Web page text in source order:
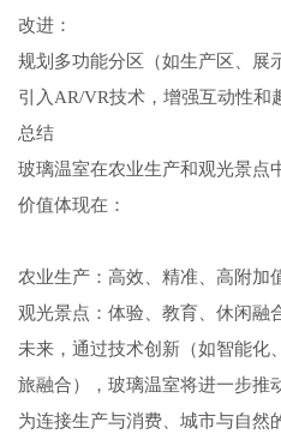
改进：
规划多功能分区（如生产区、展
引入AR/VR技术，增强互动性和
总结
玻璃温室在农业生产和观光景点
价值体现在：
农业生产：高效、精准、高附加
观光景点：体验、教育、休闲融
未来，通过技术创新（如智能化
旅融合），玻璃温室将进一步推
为连接生产与消费、城市与自然